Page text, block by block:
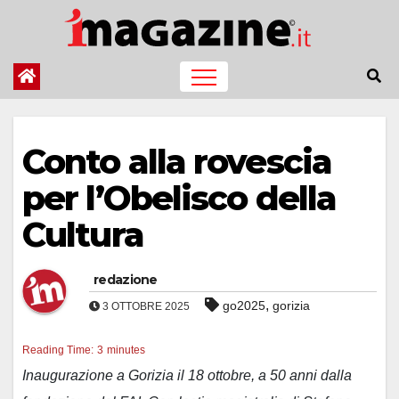
contenuto
Conto alla rovescia
per l’Obelisco della
Cultura
redazione
3 OTTOBRE 2025 go2025, gorizia
Reading Time: 3 minutes
Inaugurazione a Gorizia il 18 ottobre, a 50 anni dalla